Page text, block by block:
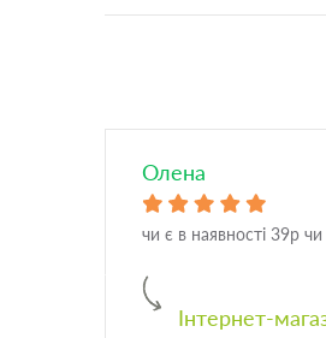
Олена
чи є в наявності 39р
Інтернет-